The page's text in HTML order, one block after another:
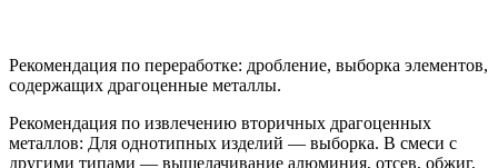
Рекомендация по переработке: дробление, выборка элементов,
содержащих драгоценные металлы.
Рекомендация по извлечению вторичных драгоценных
металлов: Для однотипных изделий — выборка. В смеси с
другими типами — выщелачивание алюминия, отсев, обжиг,